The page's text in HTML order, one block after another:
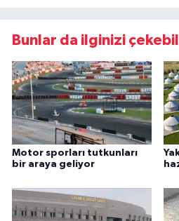
Bunlar da ilginizi
Motor sporları tutkunları
bir araya geliyor